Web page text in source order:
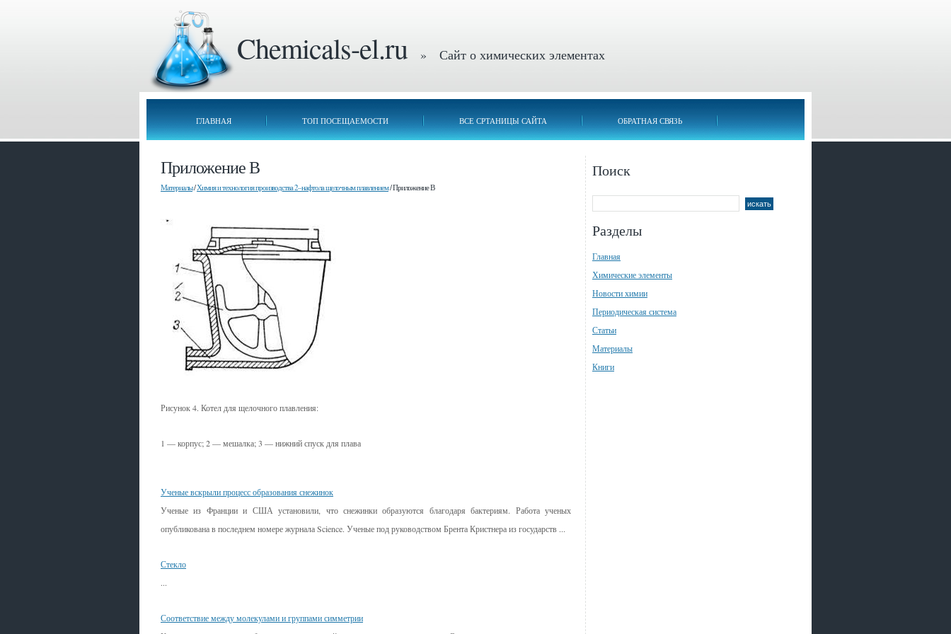
Chemicals-el.ru » Сайт о химических элементах
ГЛАВНАЯ ТОП ПОСЕЩАЕМОСТИ ВСЕ СРТАНИЦЫ САЙТА ОБРАТНАЯ СВЯЗЬ
Приложение В
Материалы/Химия и технология производства 2–нафтола щелочным плавлением/ Приложение В
Рисунок 4. Котел для щелочного плавления:
1 — корпус; 2 — мешалка; 3 — нижний спуск для плава
Ученые вскрыли процесс образования снежинок
Ученые из Франции и США установили, что снежинки образуются благодаря бактериям. Работа ученых
опубликована в последнем номере журнала Science. Ученые под руководством Брента Кристнера из государств ...
Стекло
...
Соответствие между молекулами и группами симметрии
Поиск
Разделы
Главная
Химические элементы
Новости химии
Периодическая система
Статьи
Материалы
Книги